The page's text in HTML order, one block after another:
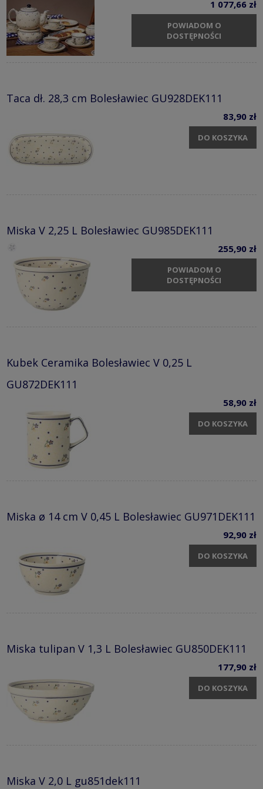
1 077,66 zł
POWIADOM O
DOSTĘPNOŚCI
Taca dł. 28,3 cm Bolesławiec GU928DEK111
83,90 zł
DO KOSZYKA
Miska V 2,25 L Bolesławiec GU985DEK111
255,90 zł
POWIADOM O
DOSTĘPNOŚCI
Kubek Ceramika Bolesławiec V 0,25 L
GU872DEK111
58,90 zł
DO KOSZYKA
Miska ø 14 cm V 0,45 L Bolesławiec GU971DEK111
92,90 zł
DO KOSZYKA
Miska tulipan V 1,3 L Bolesławiec GU850DEK111
177,90 zł
DO KOSZYKA
Miska V 2,0 L gu851dek111